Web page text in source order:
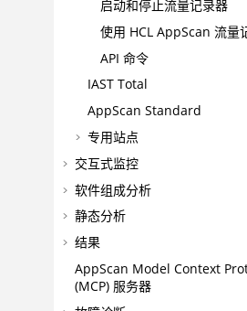
启动和停止流量记录器
使用 HCL AppScan 流量
API 命令
IAST Total
AppScan Standard
专用站点
交互式监控
软件组成分析
静态分析
结果
AppScan Model Context
(MCP) 服务器